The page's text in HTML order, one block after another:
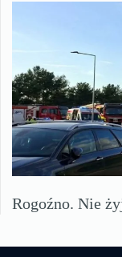
Rogoźno. Nie